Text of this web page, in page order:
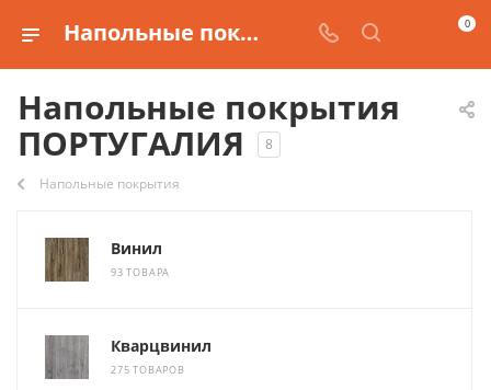
Напольные покрытия производства ПОРТУГАЛИЯ 0
Напольные покрытия
ПОРТУГАЛИЯ
8
Напольные покрытия
Винил
93 ТОВАРА
Кварцвинил
275 ТОВАРОВ